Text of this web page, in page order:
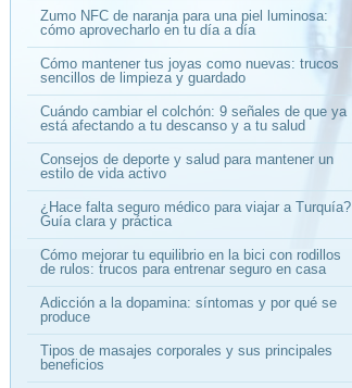
Zumo NFC de naranja para una piel luminosa:
cómo aprovecharlo en tu día a día
Cómo mantener tus joyas como nuevas: trucos
sencillos de limpieza y guardado
Cuándo cambiar el colchón: 9 señales de que ya
está afectando a tu descanso y a tu salud
Consejos de deporte y salud para mantener un
estilo de vida activo
¿Hace falta seguro médico para viajar a Turquía?
Guía clara y práctica
Cómo mejorar tu equilibrio en la bici con rodillos
de rulos: trucos para entrenar seguro en casa
Adicción a la dopamina: síntomas y por qué se
produce
Tipos de masajes corporales y sus principales
beneficios